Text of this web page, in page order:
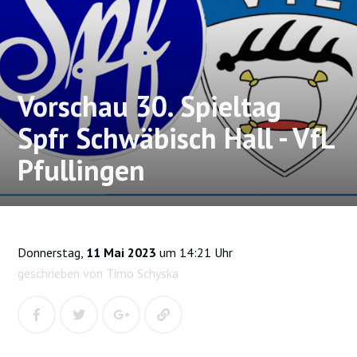
Vorschau 30. Spieltag
Spfr Schwäbisch Hall - VfL
Pfullingen
Donnerstag, 11 Mai 2023 um 14:21 Uhr
geschrieben von Timo Schyska